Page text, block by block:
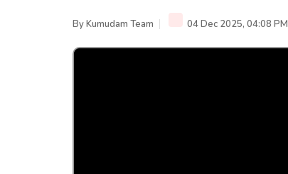
ByKumudam Team 04 Dec 2025, 04:08 PM